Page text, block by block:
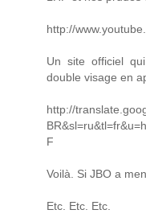
http://
Un site officiel
double visage en
http://
F
Voilà. Si JBO a
Etc. Etc. Etc.